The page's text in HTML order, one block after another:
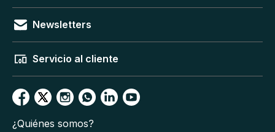
Newsletters
Servicio al cliente
¿Quiénes somos?